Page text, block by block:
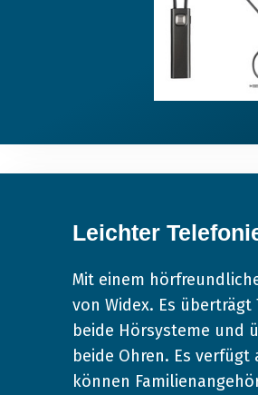
Leichter
Mit einem
von Widex. Es
beide Hörsysteme und
beide Ohren. Es
können